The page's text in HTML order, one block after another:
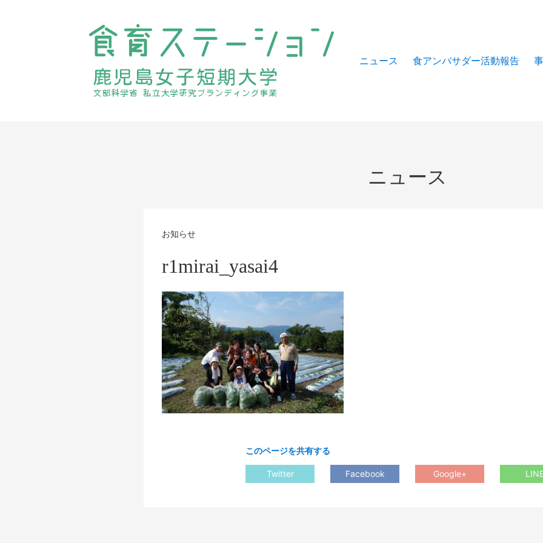
ニュース 食アンバサダー活動報告
ニュース
お知らせ
r1mirai_yasai4
このページを共有する
Twitter Facebook Google+